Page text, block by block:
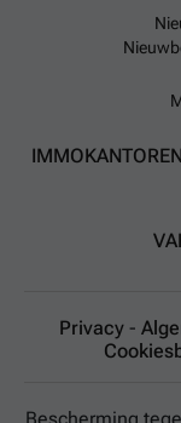
Privacy -